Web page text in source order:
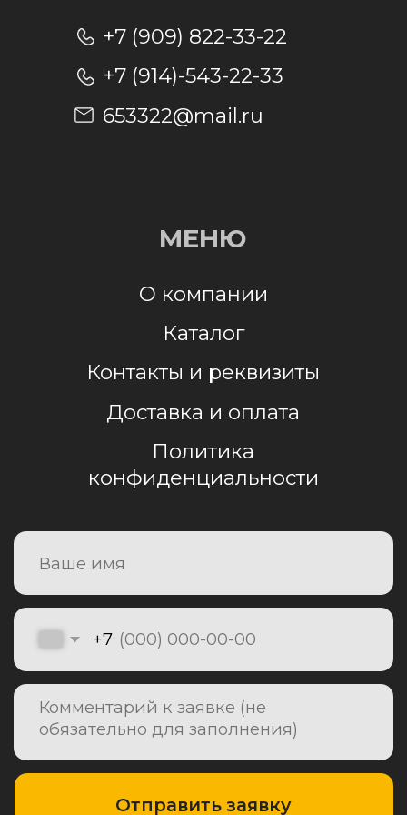
Отправляя заявку, я даю согласие на
обработку персональных данных